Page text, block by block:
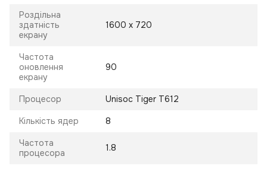
Роздільна
здатність
екрану
1600 x 720
Частота
оновлення
екрану
90
Процесор Unisoc Tiger T612
Кількість ядер 8
Частота
процесора
1.8